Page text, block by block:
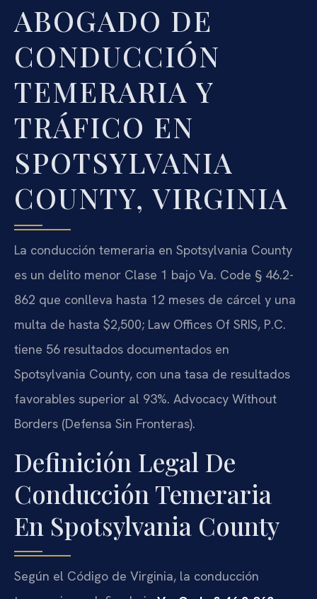
ABOGADO DE
CONDUCCIÓN
TEMERARIA Y
TRÁFICO EN
SPOTSYLVANIA
COUNTY, VIRGINIA
La conducción temeraria en Spotsylvania County
es un delito menor Clase 1 bajo Va. Code § 46.2-
862 que conlleva hasta 12 meses de cárcel y una
multa de hasta $2,500; Law Offices Of SRIS, P.C.
tiene 56 resultados documentados en
Spotsylvania County, con una tasa de resultados
favorables superior al 93%. Advocacy Without
Borders (Defensa Sin Fronteras).
Definición Legal De
Conducción Temeraria
En Spotsylvania County
Según el Código de Virginia, la conducción